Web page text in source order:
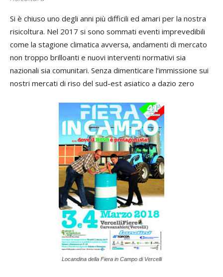
Si è chiuso uno degli anni più difficili ed amari per la nostra
risicoltura. Nel 2017 si sono sommati eventi imprevedibili
come la stagione climatica avversa, andamenti di mercato
non troppo brilloanti e nuovi interventi normativi sia
nazionali sia comunitari. Senza dimenticare l’immissione sui
nostri mercati di riso del sud-est asiatico a dazio zero
Locandina della Fiera in Campo di Vercelli